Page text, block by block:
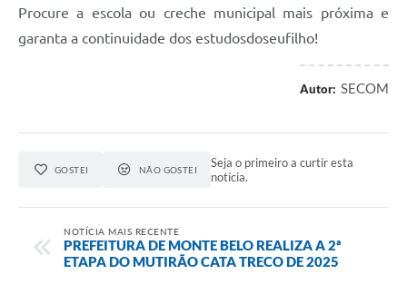
Procure a escola ou creche municipal mais próxima e
garanta a continuidade dos estudosdoseufilho!
Autor: SECOM
GOSTEI NÃO GOSTEI
Seja o primeiro a curtir esta
notícia.
NOTÍCIA MAIS RECENTE
PREFEITURA DE MONTE BELO REALIZA A 2ª
ETAPA DO MUTIRÃO CATA TRECO DE 2025